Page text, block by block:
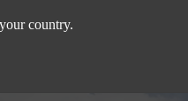
country.